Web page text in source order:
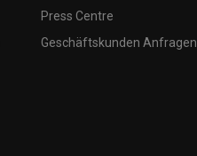
Press Centre
Geschäftskunden Anfragen